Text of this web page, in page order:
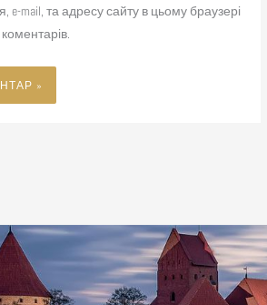
e-mail, та адресу сайту в цьому браузері